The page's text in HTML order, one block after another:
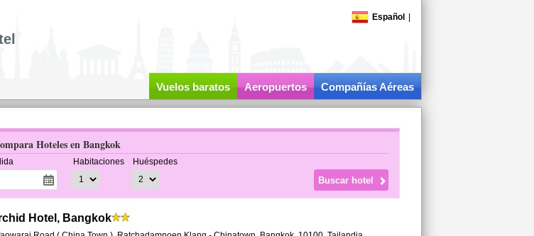
Español
Vuelos baratos Aeropuertos Compañías Aéreas
Hoteles en Bangkok
Habitaciones Huéspedes
Hotel, Bangkok